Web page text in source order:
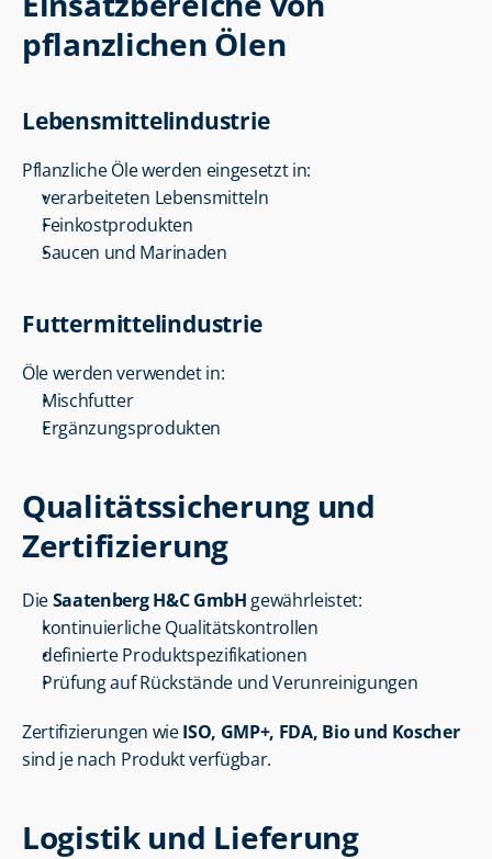
pflanzlichen Ölen
Lebensmittelindustrie
Pflanzliche Öle werden eingesetzt in:
verarbeiteten Lebensmitteln
Feinkostprodukten
Saucen und Marinaden
Futtermittelindustrie
Öle werden verwendet in:
Mischfutter
Ergänzungsprodukten
Qualitätssicherung und
Zertifizierung
Die Saatenberg H&C GmbH gewährleistet:
kontinuierliche Qualitätskontrollen
definierte Produktspezifikationen
Prüfung auf Rückstände und Verunreinigungen
Zertifizierungen wie ISO, GMP+, FDA, Bio und Koscher
sind je nach Produkt verfügbar.
Logistik und Lieferung